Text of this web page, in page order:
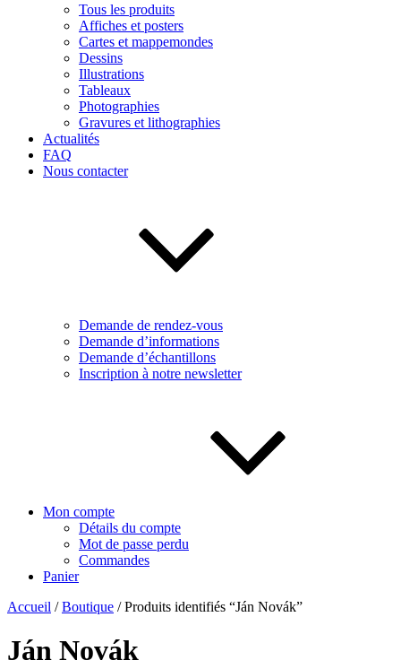
Tous les produits
Affiches et posters
Cartes et mappemondes
Dessins
Illustrations
Tableaux
Photographies
Gravures et lithographies
Actualités
FAQ
Nous contacter
Demande de rendez-vous
Demande d’informations
Demande d’échantillons
Inscription à notre newsletter
Mon compte
Détails du compte
Mot de passe perdu
Commandes
Panier
Accueil /Boutique / Produits identifiés “Ján Novák”
Ján Novák